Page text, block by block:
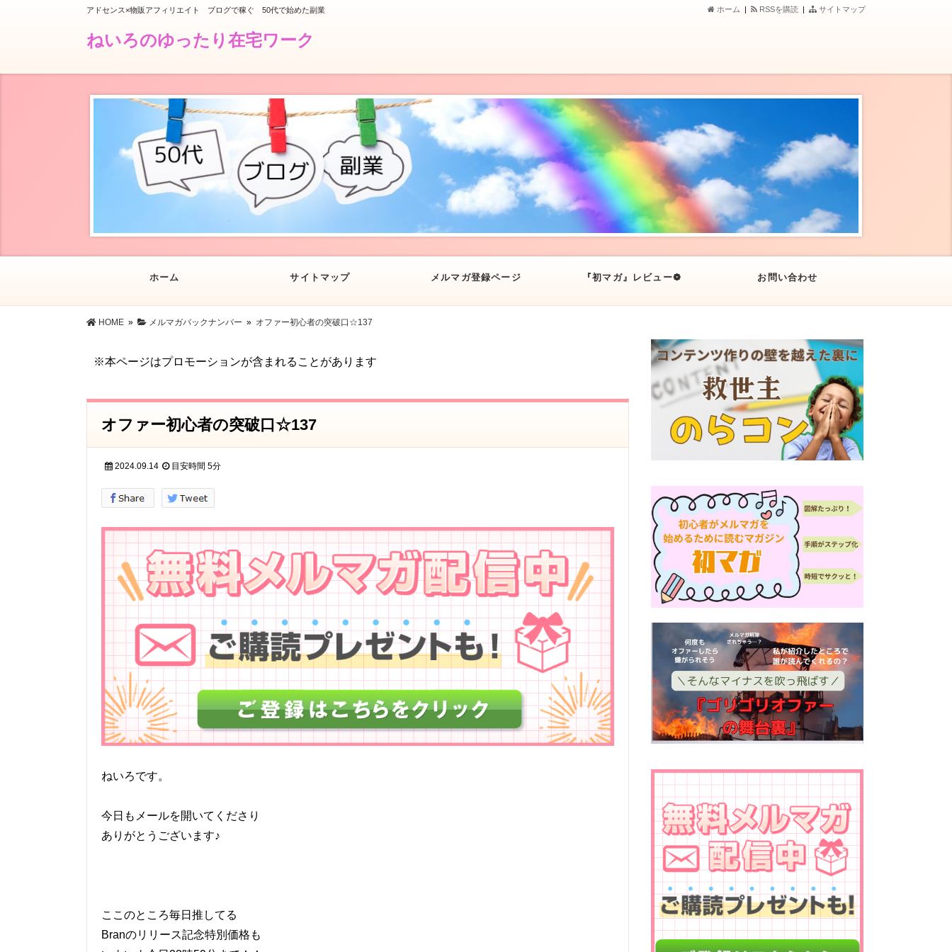
アドセンス×物販アフィリエイト ブログで稼ぐ 50代で始めた副業 サイトマップ
RSSを購読 |
ホーム |
ねいろのゆったり在宅ワーク
ホーム サイトマップ メルマガ登録ページ 『初マガ』レビュー❁ お問い合わせ
特定電子メール法に基づく表記
HOME » メルマガバックナンバー » オファー初心者の突破口☆137
※本ページはプロモーションが含まれることがあります
オファー初心者の突破口☆137
2024.09.14 目安時間 5分
ねいろです。
今日もメールを開いてくださり
ありがとうございます♪
ここのところ毎日推してる
Branのリリース記念特別価格も